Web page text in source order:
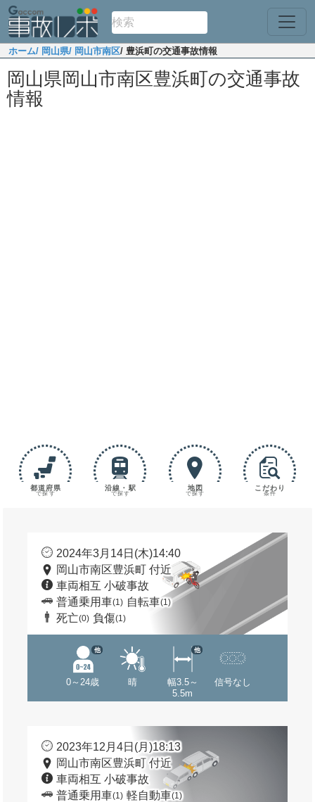
ホーム/ 岡山県/ 岡山市南区/ 豊浜町の交通事故情報
岡山県岡山市南区豊浜町の交通事故
情報
都道府県
で探す
沿線・駅
で探す
地図
で探す
こだわり
条件
2024年3月14日(木)14:40
岡山市南区豊浜町 付近
車両相互 小破事故
普通乗用車(1) 自転車(1)
死亡(0) 負傷(1)
0～24歳
他
晴
幅3.5～
5.5m
他
信号なし
2023年12月4日(月)18:13
岡山市南区豊浜町 付近
車両相互 小破事故
普通乗用車(1) 軽自動車(1)